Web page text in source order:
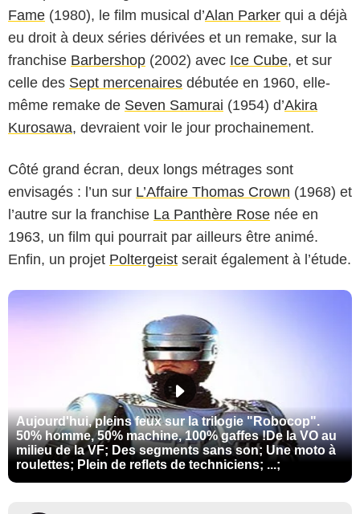
Fame (1980), le film musical d’Alan Parker qui a déjà
eu droit à deux séries dérivées et un remake, sur la
franchise Barbershop (2002) avec Ice Cube, et sur
celle des Sept mercenaires débutée en 1960, elle-
même remake de Seven Samurai (1954) d’Akira
Kurosawa, devraient voir le jour prochainement.
Côté grand écran, deux longs métrages sont
envisagés : l’un sur L’Affaire Thomas Crown (1968) et
l’autre sur la franchise La Panthère Rose née en
1963, un film qui pourrait par ailleurs être animé.
Enfin, un projet Poltergeist serait également à l’étude.
Aujourd'hui, pleins feux sur la trilogie "Robocop".
50% homme, 50% machine, 100% gaffes !De la VO au
milieu de la VF; Des segments sans son; Une moto à
roulettes; Plein de reflets de techniciens; ...;